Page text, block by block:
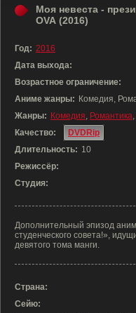
Моя невеста -
OVA (2016)
Год: 2016
Дата выхода:
Возрастное ограничение:
Аниме жанры: Комедия,
Жанры: Комедия, Романтика,
Качество:
DVDRip
Длительность: 10
Режиссёр:
Студия:
Дополнительный эпизод
студенческого совета!»,
девятого тома манги.
Страна:
Сейю: